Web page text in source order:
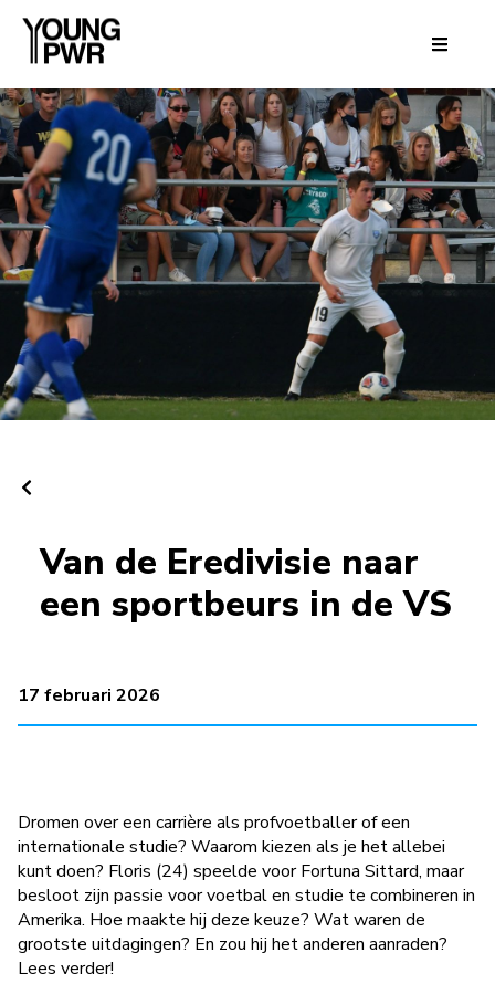
Van de Eredivisie naar
een sportbeurs in de VS
17 februari 2026
Dromen over een carrière als profvoetballer of een
internationale studie? Waarom kiezen als je het allebei
kunt doen? Floris (24) speelde voor Fortuna Sittard, maar
besloot zijn passie voor voetbal en studie te combineren in
Amerika. Hoe maakte hij deze keuze? Wat waren de
grootste uitdagingen? En zou hij het anderen aanraden?
Lees verder!